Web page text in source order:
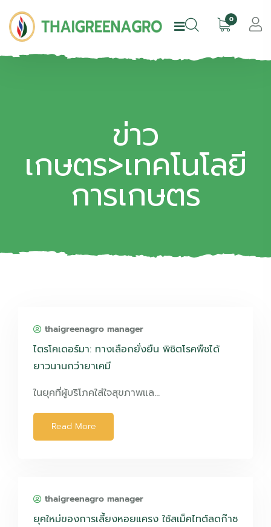
0
ข่าว
เกษตร>เทคโนโลยี
การเกษตร
thaigreenagro manager
ไตรโคเดอร์มา: ทางเลือกยั่งยืน พิชิตโรคพืชได้
ยาวนานกว่ายาเคมี
ในยุคที่ผู้บริโภคใส่ใจสุขภาพแล…
Read More
thaigreenagro manager
ยุคใหม่ของการเลี้ยงหอยแครง ใช้สเม็คไทต์ลดก๊าซ